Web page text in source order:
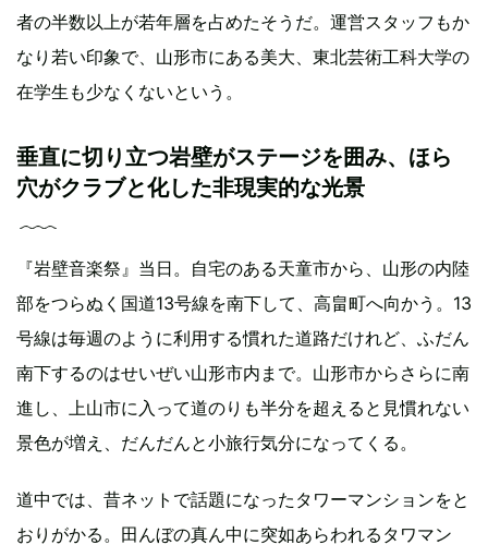
者の半数以上が若年層を占めたそうだ。運営スタッフもか
なり若い印象で、山形市にある美大、東北芸術工科大学の
在学生も少なくないという。
垂直に切り立つ岩壁がステージを囲み、ほら
穴がクラブと化した非現実的な光景
『岩壁音楽祭』当日。自宅のある天童市から、山形の内陸
部をつらぬく国道13号線を南下して、高畠町へ向かう。13
号線は毎週のように利用する慣れた道路だけれど、ふだん
南下するのはせいぜい山形市内まで。山形市からさらに南
進し、上山市に入って道のりも半分を超えると見慣れない
景色が増え、だんだんと小旅行気分になってくる。
道中では、昔ネットで話題になったタワーマンションをと
おりがかる。田んぼの真ん中に突如あらわれるタワマン